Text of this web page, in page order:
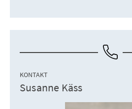
KONTAKT
Susanne Käss